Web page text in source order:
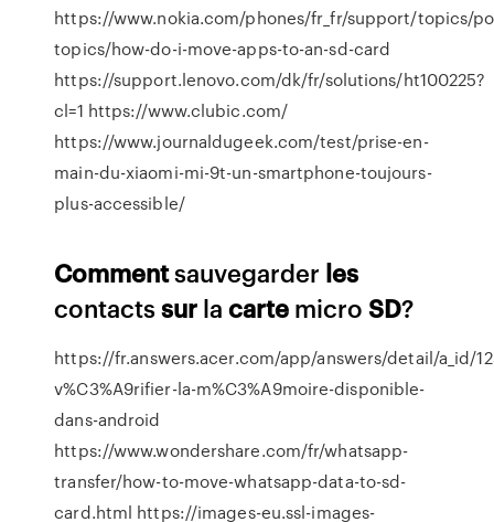
https://www.nokia.com/phones/fr_fr/support/topics/
topics/how-do-i-move-apps-to-an-sd-card
https://support.lenovo.com/dk/fr/solutions/ht100225?
cl=1 https://www.clubic.com/
https://www.journaldugeek.com/test/prise-en-
main-du-xiaomi-mi-9t-un-smartphone-toujours-
plus-accessible/
Commentsauvegarder les
contactssur lacarte microSD?
https://fr.answers.acer.com/app/answers/detail/a_id/
v%C3%A9rifier-la-m%C3%A9moire-disponible-
dans-android
https://www.wondershare.com/fr/whatsapp-
transfer/how-to-move-whatsapp-data-to-sd-
card.html https://images-eu.ssl-images-